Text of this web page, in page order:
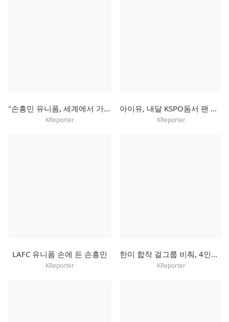
"손흥민 유니폼, 세계에서 가장 많이 팔려"
KReporter
아이유, 내달 KSPO돔서 팬 미팅…"여름에 보내는 선선한 인사"
KReporter
LAFC 유니폼 손에 든 손흥민
KReporter
한미 합작 걸그룹 비춰, 4인조 걸셋으로 새 출발
KReporter